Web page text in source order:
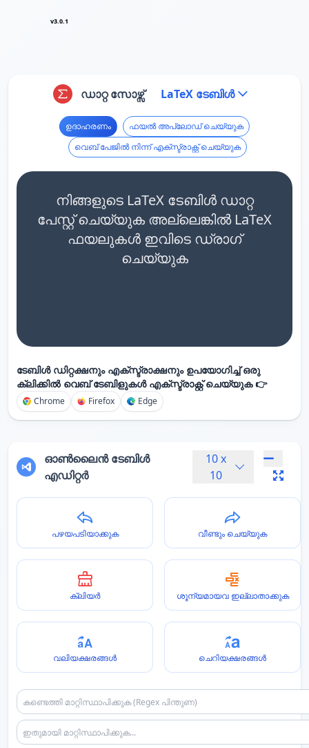
v3.0.1
ഡാറ്റ സോഴ്സ് LaTeX ടേബിൾ
ഉദാഹരണം
ഫയൽ അപ്‌ലോഡ് ചെയ്യുക
വെബ് പേജിൽ നിന്ന് എക്സ്ട്രാക്റ്റ് ചെയ്യുക
നിങ്ങളുടെ LaTeX ടേബിൾ ഡാറ്റ
പേസ്റ്റ് ചെയ്യുക അല്ലെങ്കിൽ LaTeX
ഫയലുകൾ ഇവിടെ ഡ്രാഗ്
ചെയ്യുക
ടേബിൾ ഡിറ്റക്ഷനും എക്സ്ട്രാക്ഷനും ഉപയോഗിച്ച് ഒരു
ക്ലിക്കിൽ വെബ് ടേബിളുകൾ എക്സ്ട്രാക്റ്റ് ചെയ്യുക 👉
Chrome Firefox Edge
ഓൺലൈൻ ടേബിൾ
എഡിറ്റർ
10 x
10
പഴയപടിയാക്കുക വീണ്ടും ചെയ്യുക
ക്ലിയർ ശൂന്യമായവ ഇല്ലാതാക്കുക
വലിയക്ഷരങ്ങൾ ചെറിയക്ഷരങ്ങൾ